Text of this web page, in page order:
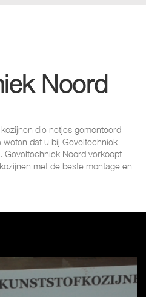
Noord
die netjes gemonteerd
dat u bij Geveltechniek
Geveltechniek Noord verkoopt
met de beste montage en